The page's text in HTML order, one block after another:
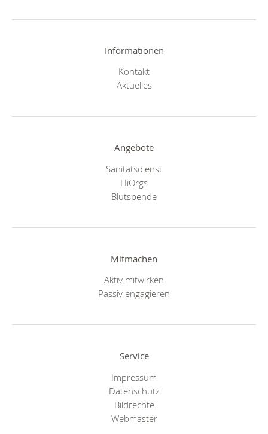
Informationen
Kontakt
Aktuelles
Angebote
Sanitätsdienst
HiOrgs
Blutspende
Mitmachen
Aktiv mitwirken
Passiv engagieren
Service
Impressum
Datenschutz
Bildrechte
Webmaster